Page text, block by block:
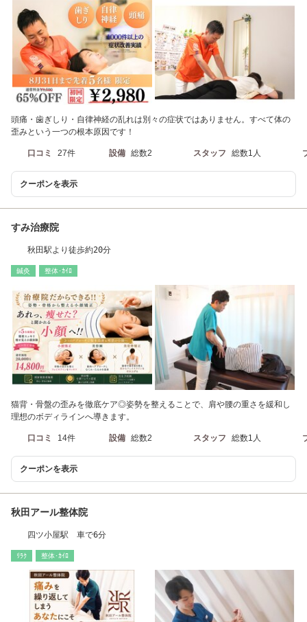
頭痛・歯ぎしり・自律神経の乱れは別々の症状ではありません。すべて体の
歪みという一つの根本原因です！
口コミ 27件 設備 総数2 スタッフ 総数1人
クーポンを表示
すみ治療院
秋田駅より徒歩約20分
鍼灸 整体･ｶｲﾛ
猫背・骨盤の歪みを徹底ケア◎姿勢を整えることで、肩や腰の重さを緩和し
理想のボディラインへ導きます。
口コミ 14件 設備 総数2 スタッフ 総数1人
クーポンを表示
秋田アール整体院
四ツ小屋駅 車で6分
ﾘﾗｸ 整体･ｶｲﾛ